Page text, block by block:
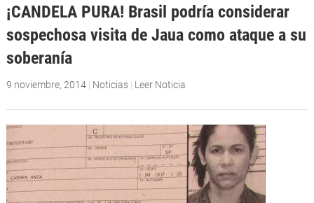
¡CANDELA PURA! Brasil podría considerar
sospechosa visita de Jaua como ataque a su
soberanía
9 noviembre, 2014| Noticias | Leer Noticia